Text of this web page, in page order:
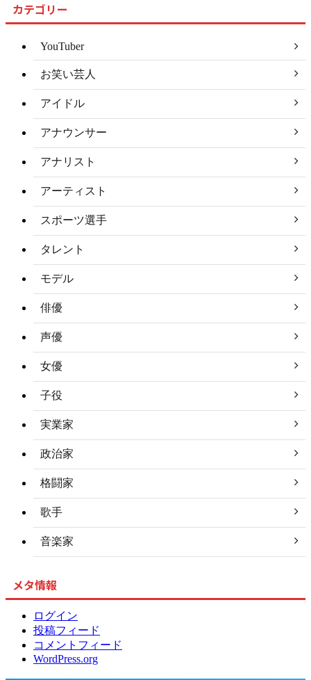
カテゴリー
YouTuber
お笑い芸人
アイドル
アナウンサー
アナリスト
アーティスト
スポーツ選手
タレント
モデル
俳優
声優
女優
子役
実業家
政治家
格闘家
歌手
音楽家
メタ情報
ログイン
投稿フィード
コメントフィード
WordPress.org